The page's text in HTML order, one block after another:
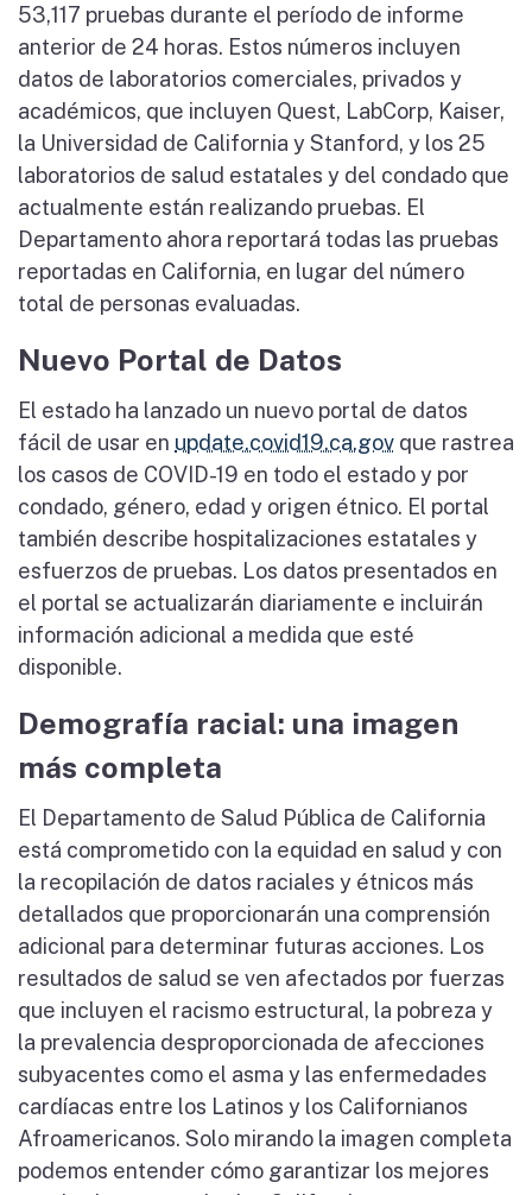
53,117 pruebas durante el período de informe
anterior de 24 horas. Estos números incluyen
datos de laboratorios comerciales, privados y
académicos, que incluyen Quest, LabCorp, Kaiser,
la Universidad de California y Stanford, y los 25
laboratorios de salud estatales y del condado que
actualmente están realizando pruebas. El
Departamento ahora reportará todas las pruebas
reportadas en California, en lugar del número
total de personas evaluadas.
Nuevo Portal de Datos
El estado ha lanzado un nuevo portal de datos
fácil de usar en update.covid19.ca.gov que rastrea
los casos de COVID-19 en todo el estado y por
condado, género, edad y origen étnico. El portal
también describe hospitalizaciones estatales y
esfuerzos de pruebas. Los datos presentados en
el portal se actualizarán diariamente e incluirán
información adicional a medida que esté
disponible.
Demografía racial: una imagen
más completa
El Departamento de Salud Pública de California
está comprometido con la equidad en salud y con
la recopilación de datos raciales y étnicos más
detallados que proporcionarán una comprensión
adicional para determinar futuras acciones. Los
resultados de salud se ven afectados por fuerzas
que incluyen el racismo estructural, la pobreza y
la prevalencia desproporcionada de afecciones
subyacentes como el asma y las enfermedades
cardíacas entre los Latinos y los Californianos
Afroamericanos. Solo mirando la imagen completa
podemos entender cómo garantizar los mejores